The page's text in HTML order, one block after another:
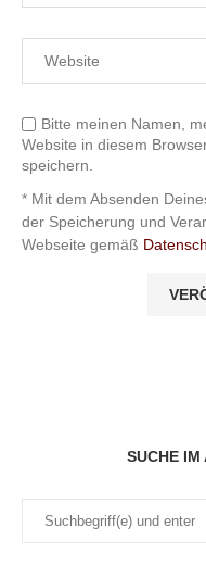
Bitte meinen Namen,
Website in diesem
speichern.
* Mit dem Absenden
der Speicherung und
Webseite gemäß
SUCHE IM